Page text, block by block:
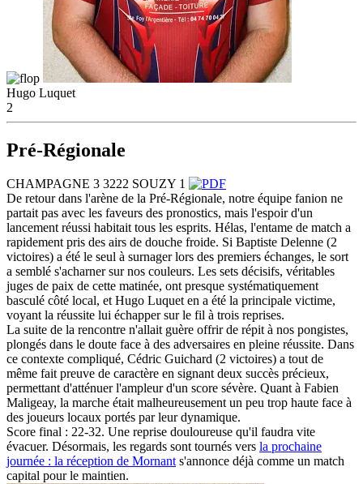
Hugo Luquet
2
Pré-Régionale
CHAMPAGNE 3 3222 SOUZY 1
De retour dans l'arène de la Pré-Régionale, notre équipe fanion ne
partait pas avec les faveurs des pronostics, mais l'espoir d'un
lancement réussi habitait tous les esprits. Hélas, l'entame de match a
rapidement pris des airs de douche froide. Si Baptiste Delenne (2
victoires) a été le seul à surnager lors des premiers échanges, le sort
a semblé s'acharner sur nos couleurs. Les sets décisifs, véritables
juges de paix de cette matinée, ont presque systématiquement
basculé côté local, et Hugo Luquet en a été la principale victime,
voyant la réussite lui échapper sur le fil à trois reprises.
La suite de la rencontre n'allait guère offrir de répit à nos pongistes,
plongés dans le doute face à des adversaires en pleine réussite. Dans
ce contexte compliqué, Cédric Guichard (2 victoires) a tout de
même fait preuve de caractère en signant deux succès précieux,
permettant d'atténuer l'ampleur d'un score sévère. Quant à Fabien
Maligeay, la marche était malheureusement un peu trop haute face à
des joueurs locaux portés par leur dynamique.
Score final : 22-32. Une reprise douloureuse qu'il faudra vite
évacuer. Désormais, les regards sont tournés vers la prochaine
journée : la réception de Mornants'annonce déjà comme un match
capital pour le maintien.